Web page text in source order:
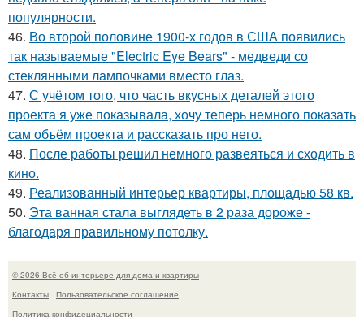
популярности.
46. Во второй половине 1900-х годов в США появились
так называемые "Electric Eye Bears" - медведи со
стеклянными лампочками вместо глаз.
47. С учётом того, что часть вкусных деталей этого
проекта я уже показывала, хочу теперь немного показать
сам объём проекта и рассказать про него.
48. После работы решил немного развеяться и сходить в
кино.
49. Реализованный интерьер квартиры, площадью 58 кв.
50. Эта ванная стала выглядеть в 2 раза дороже -
благодаря правильному потолку.
© 2026 Всё об интерьере для дома и квартиры
Контакты
Пользовательское соглашение
Политика конфидециальности